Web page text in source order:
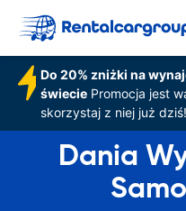
Do 20% zniżki na
świeciePromocja jest
skorzystaj z niej już dziś!
Dania